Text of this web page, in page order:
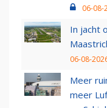
06-08-
In jacht
06-08-
Meer
meer